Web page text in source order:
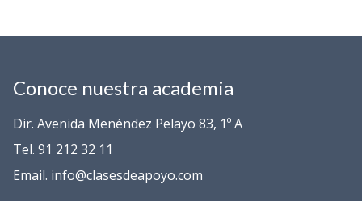
Conoce nuestra academia
Dir. Avenida Menéndez Pelayo 83, 1º A
Tel. 91 212 32 11
Email. info@clasesdeapoyo.com